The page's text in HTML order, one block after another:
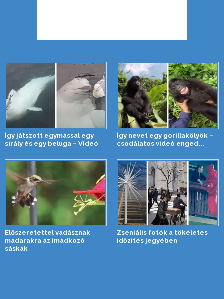
Így játszott egymással egy
sirály és egy beluga – Videó
Így nevet egy gorillakölyök –
csodálatos videó enged...
Előszeretettel vadásznak
madarakra az imádkozó
sáskák
Zseniális fotók a tökéletes
időzítés jegyében